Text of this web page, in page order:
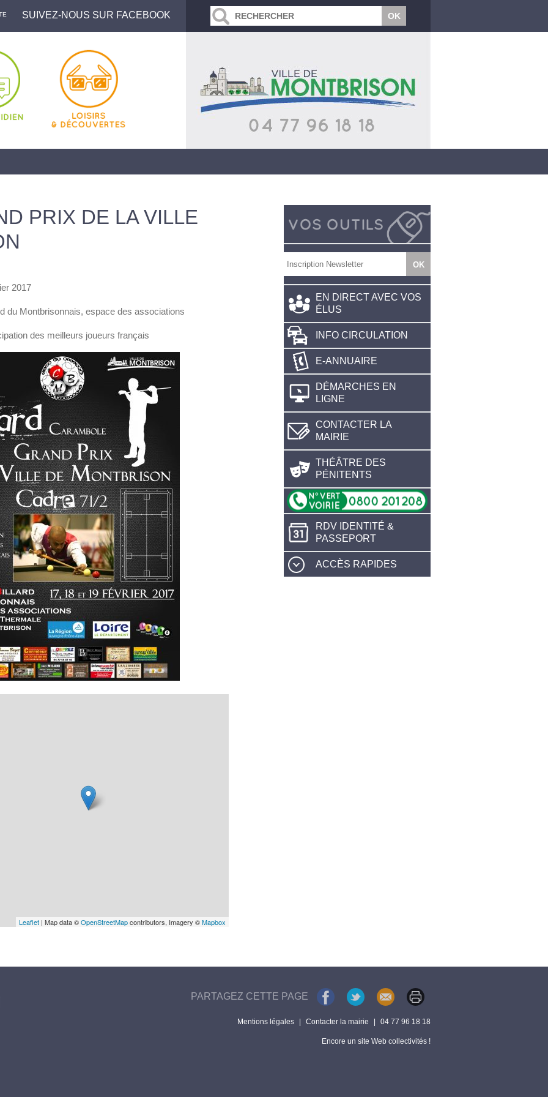
SUIVEZ-NOUS SUR FACEBOOK
PRIX DE LA VILLE
2017
du Montbrisonnais, espace des associations
des meilleurs joueurs français
Leaflet | Map data ©OpenStreetMapcontributors, Imagery ©Mapbox
EN DIRECT AVEC VOS
ÉLUS
INFO CIRCULATION
E-ANNUAIRE
DÉMARCHES EN
LIGNE
CONTACTER LA
MAIRIE
THÉÂTRE DES
PÉNITENTS
RDV IDENTITÉ &
PASSEPORT
ACCÈS RAPIDES
PARTAGEZ CETTE PAGE
Mentions légales Contacter la mairie 04 77 96 18 18
Encore un site Web collectivités !